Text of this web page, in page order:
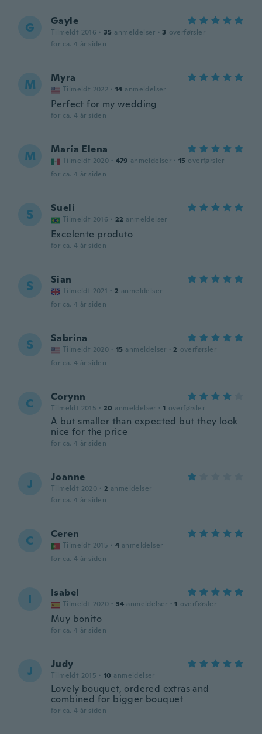
G Gayle
Tilmeldt 2016 · 35 anmeldelser · 3 overførsler
for ca. 4 år siden
M Myra
Tilmeldt 2022 · 14 anmeldelser
Perfect for my wedding
for ca. 4 år siden
M María Elena
Tilmeldt 2020 · 479 anmeldelser · 15 overførsler
for ca. 4 år siden
S Sueli
Tilmeldt 2016 · 22 anmeldelser
Excelente produto
for ca. 4 år siden
S Sian
Tilmeldt 2021 · 2 anmeldelser
for ca. 4 år siden
S Sabrina
Tilmeldt 2020 · 15 anmeldelser · 2 overførsler
for ca. 4 år siden
C Corynn
Tilmeldt 2015 · 20 anmeldelser · 1 overførsler
A but smaller than expected but they look
nice for the price
for ca. 4 år siden
J Joanne
Tilmeldt 2020 · 2 anmeldelser
for ca. 4 år siden
C Ceren
Tilmeldt 2015 · 4 anmeldelser
for ca. 4 år siden
I Isabel
Tilmeldt 2020 · 34 anmeldelser · 1 overførsler
Muy bonito
for ca. 4 år siden
J Judy
Tilmeldt 2015 · 10 anmeldelser
Lovely bouquet, ordered extras and
combined for bigger bouquet
for ca. 4 år siden